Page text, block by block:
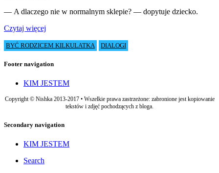
— A dlaczego nie w normalnym sklepie? — dopytuje dziecko.
Czytaj więcej
BYĆ RODZICEM KILKULATKA DIALOGI
Footer navigation
KIM JESTEM
Copyright © Nishka 2013-2017 • Wszelkie prawa zastrzeżone: zabronione jest kopiowanie
tekstów i zdjęć pochodzących z bloga.
Secondary navigation
KIM JESTEM
Search